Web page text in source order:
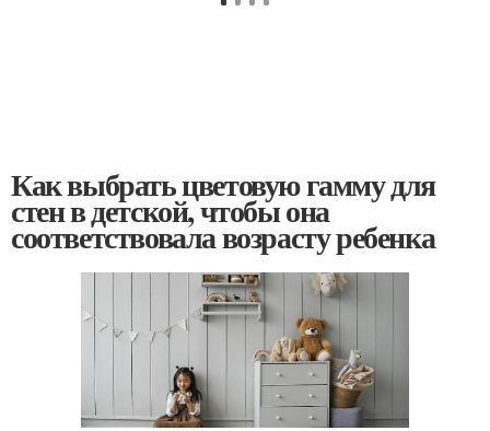
Как выбрать цветовую гамму для
стен в детской, чтобы она
соответствовала возрасту ребенка